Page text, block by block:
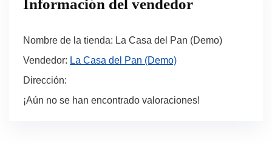
Información del vendedor
Nombre de la tienda: La Casa del Pan (Demo)
Vendedor: La Casa del Pan (Demo)
Dirección:
¡Aún no se han encontrado valoraciones!